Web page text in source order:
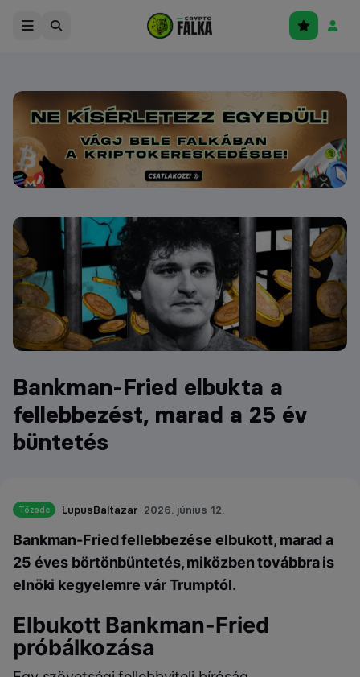
Bankman-Fried elbukta a
fellebbezést, marad a 25 év
büntetés
Tőzsde LupusBaltazar 2026. június 12.
Bankman-Fried fellebbezése elbukott, marad a
25 éves börtönbüntetés, miközben továbbra is
elnöki kegyelemre vár Trumptól.
Elbukott Bankman-Fried
próbálkozása